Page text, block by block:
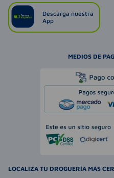
Descarga nuestra
App
MEDIOS DE
LOCALIZA TU DROGUERÍA MÁS